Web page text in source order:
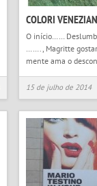
COLORI
O início……
……., Magritte
mente ama o
15 de julho de 2014